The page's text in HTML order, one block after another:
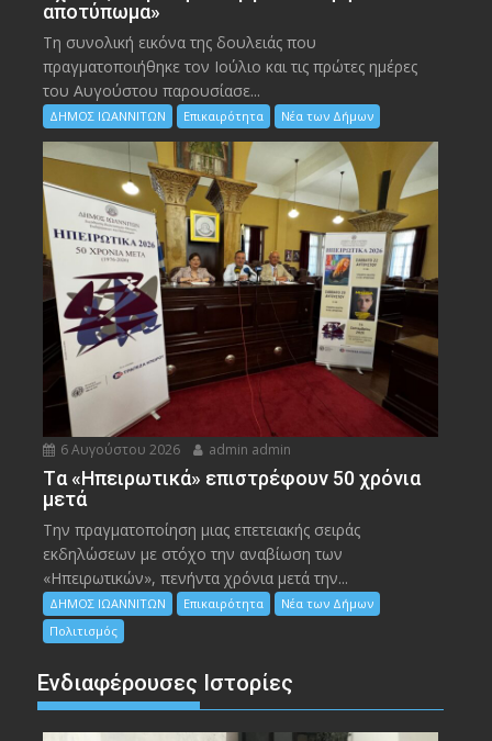
αποτύπωμα»
Τη συνολική εικόνα της δουλειάς που
πραγματοποιήθηκε τον Ιούλιο και τις πρώτες ημέρες
του Αυγούστου παρουσίασε...
ΔΗΜΟΣ ΙΩΑΝΝΙΤΩΝ Επικαιρότητα Νέα των Δήμων
6 Αυγούστου 2026 admin admin
Tα «Ηπειρωτικά» επιστρέφουν 50 χρόνια
μετά
Την πραγματοποίηση μιας επετειακής σειράς
εκδηλώσεων με στόχο την αναβίωση των
«Ηπειρωτικών», πενήντα χρόνια μετά την...
ΔΗΜΟΣ ΙΩΑΝΝΙΤΩΝ Επικαιρότητα
Νέα των Δήμων
Πολιτισμός
Ενδιαφέρουσες Ιστορίες